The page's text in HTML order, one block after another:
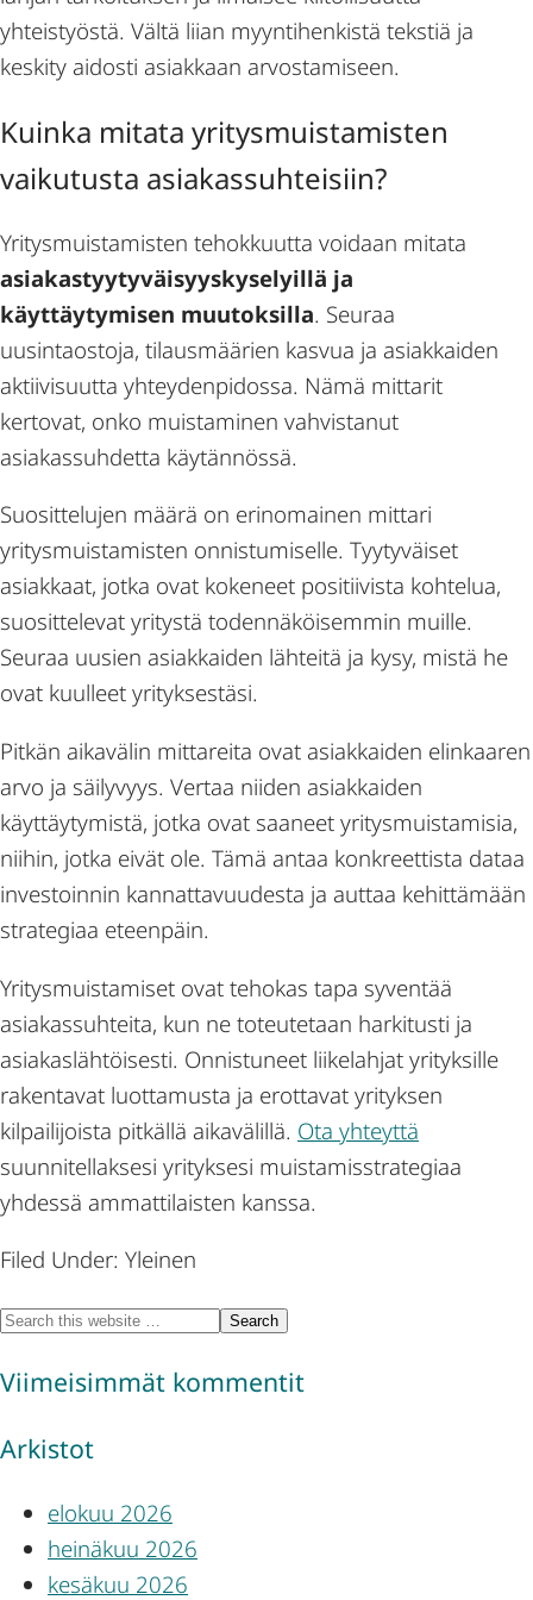
yhteistyöstä. Vältä liian myyntihenkistä tekstiä ja
keskity aidosti asiakkaan arvostamiseen.
Kuinka mitata yritysmuistamisten
vaikutusta asiakassuhteisiin?
Yritysmuistamisten tehokkuutta voidaan mitata
asiakastyytyväisyyskyselyillä ja
käyttäytymisen muutoksilla. Seuraa
uusintaostoja, tilausmäärien kasvua ja asiakkaiden
aktiivisuutta yhteydenpidossa. Nämä mittarit
kertovat, onko muistaminen vahvistanut
asiakassuhdetta käytännössä.
Suosittelujen määrä on erinomainen mittari
yritysmuistamisten onnistumiselle. Tyytyväiset
asiakkaat, jotka ovat kokeneet positiivista kohtelua,
suosittelevat yritystä todennäköisemmin muille.
Seuraa uusien asiakkaiden lähteitä ja kysy, mistä he
ovat kuulleet yrityksestäsi.
Pitkän aikavälin mittareita ovat asiakkaiden elinkaaren
arvo ja säilyvyys. Vertaa niiden asiakkaiden
käyttäytymistä, jotka ovat saaneet yritysmuistamisia,
niihin, jotka eivät ole. Tämä antaa konkreettista dataa
investoinnin kannattavuudesta ja auttaa kehittämään
strategiaa eteenpäin.
Yritysmuistamiset ovat tehokas tapa syventää
asiakassuhteita, kun ne toteutetaan harkitusti ja
asiakaslähtöisesti. Onnistuneet liikelahjat yrityksille
rakentavat luottamusta ja erottavat yrityksen
kilpailijoista pitkällä aikavälillä. Ota yhteyttä
suunnitellaksesi yrityksesi muistamisstrategiaa
yhdessä ammattilaisten kanssa.
Filed Under: Yleinen
Viimeisimmät kommentit
Arkistot
elokuu 2026
heinäkuu 2026
kesäkuu 2026